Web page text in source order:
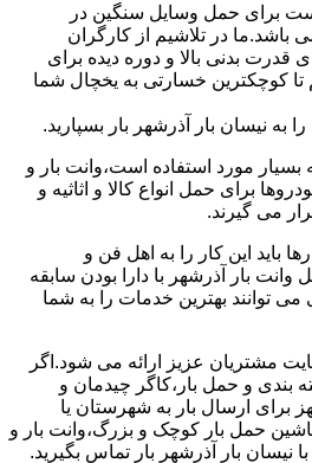
برای حمل وسایل سنگین در
در تلاشیم از کارگران
بدنی بالا و دوره دیده برای
تا کوچکترین خسارتی به یخچال شما
به نیسان بار آذرشهر بار بسپارید.
مورد استفاده است،وانت بار و
برای حمل انواع کالا و اثاثیه و
می گیرند.
باید این کار را به اهل فن و
بار آذرشهر با دارا بودن سابقه
می توانند بهترین خدمات را به شما
مشتریان عزیز ارائه می شود.اگر
بندی و حمل بار،کاگر چیدمان و
برای ارسال بار به شهرستان یا
حمل بار کوچک و بزرگ،وانت بار و
نیسان بار آذرشهر بار تماس بگیرید.